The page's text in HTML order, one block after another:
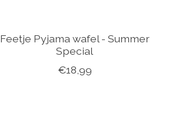
Feetje Pyjama wafel - Summer
Special
€18,99